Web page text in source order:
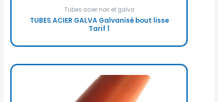
Tubes acier noir et galva
TUBES ACIER GALVA Galvanisé bout lisse
Tarif 1